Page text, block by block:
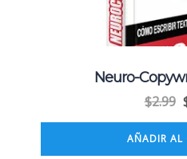
Neuro-
$2.99
AÑADIR AL